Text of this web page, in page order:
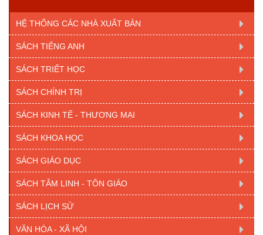
HỆ THỐNG CÁC NHÀ XUẤT BẢN
SÁCH TIẾNG ANH
SÁCH TRIẾT HỌC
SÁCH CHÍNH TRỊ
SÁCH KINH TẾ - THƯƠNG MẠI
SÁCH KHOA HỌC
SÁCH GIÁO DỤC
SÁCH TÂM LINH - TÔN GIÁO
SÁCH LỊCH SỬ
VĂN HÓA - XÃ HỘI